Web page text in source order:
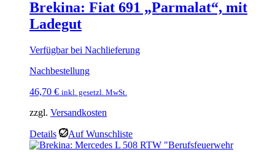
Brekina: Fiat 691 „Parmalat“, mit
Ladegut
Verfügbar bei Nachlieferung
Nachbestellung
46,70 € inkl. gesetzl. MwSt.
zzgl. Versandkosten
Details Auf Wunschliste